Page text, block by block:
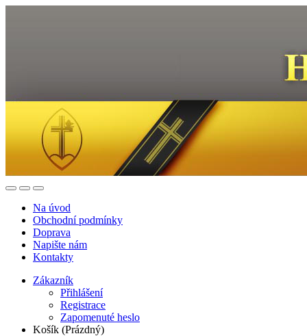
Na úvod
Obchodní podmínky
Doprava
Napište nám
Kontakty
Zákazník
Přihlášení
Registrace
Zapomenuté heslo
Košík (Prázdný)